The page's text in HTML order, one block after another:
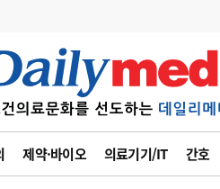
제약·바이오 의료기기/IT 간호
6
관리급여 실시